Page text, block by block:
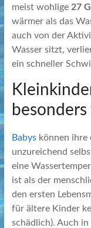
meist wohlige 27
wärmer als das
auch von der
Wasser sitzt,
ein schneller
Babyskönnen ihre
unzureichend
eine
ist als der
den ersten
für ältere Kinder
schädlich). Auch